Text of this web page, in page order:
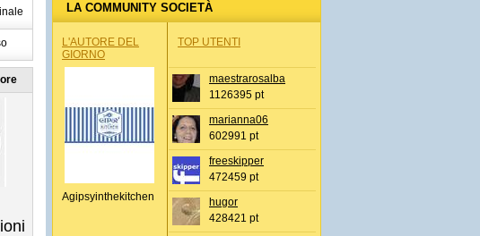
LA COMMUNITY SOCIETÀ
L'AUTORE DEL
GIORNO
Agipsyinthekitchen
TOP UTENTI
maestrarosalba
1126395 pt
marianna06
602991 pt
freeskipper
472459 pt
hugor
428421 pt